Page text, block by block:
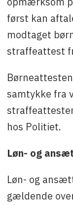
først kan
modtaget
straffeattest
samtykke fra
hos Politiet.
Løn- og
Løn- og
gældende